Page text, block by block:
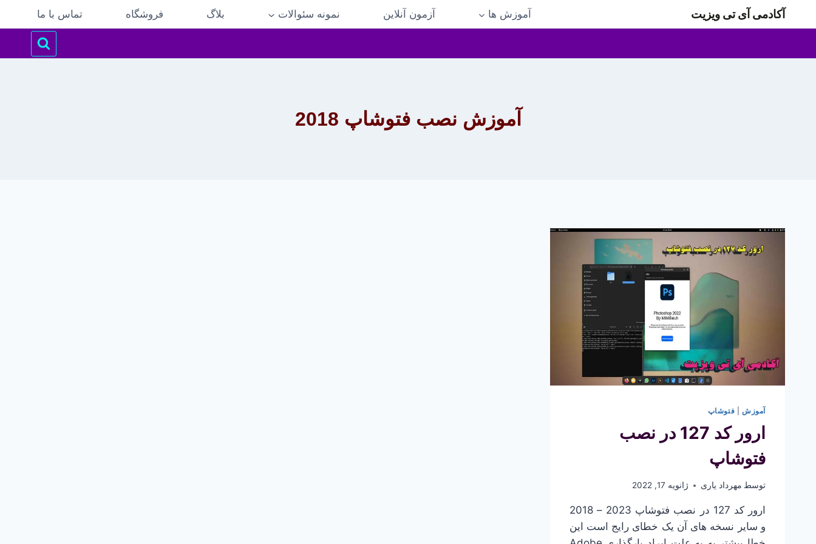
بازگشتآکادمی آی تی ویزیت آموزش ها آزمون آنلاین نمونه سئوالات بلاگ فروشگاه تماس با ما
آموزش نصب فتوشاپ 2018
آموزش فتوشاپ
ارور کد 127 در نصب
فتوشاپ
توسط مهرداد یاری ژانویه 17, 2022
ارور کد 127 در نصب فتوشاپ 2023 – 2018
و سایر نسخه های آن یک خطای رایج است این